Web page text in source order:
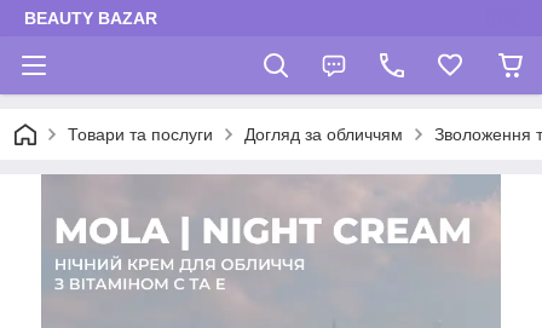
BEAUTY BAZAR
Товари та послуги Догляд за обличчям Зволоження